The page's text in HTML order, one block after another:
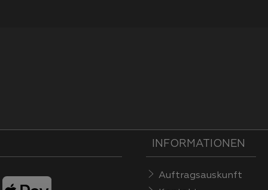
INFORMATIONEN
Auftragsauskunft